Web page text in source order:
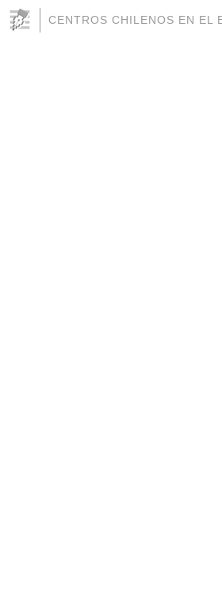
CENTROS CHILENOS EN EL